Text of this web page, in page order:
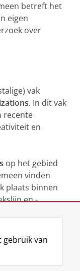
betreft het
eigen
over
vak
. In dit vak
recente
en
op het gebied
vinden
plaats binnen
en -
14:18
R I Y
gebruik van